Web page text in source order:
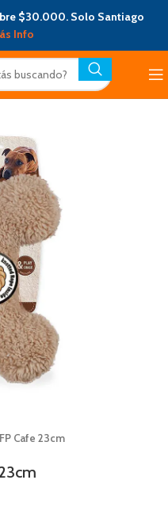
$30.000. Solo Santiago
Info
Cafe 23cm